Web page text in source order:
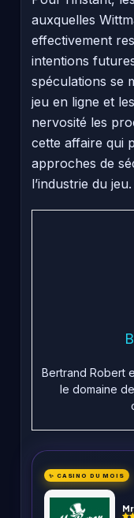
auxquelles
effectivement
intentions
spéculations se
jeu en ligne et
nervosité les
cette affaire qui
approches de
l’industrie du jeu.
Bertrand Robert
le domaine
✨ CASINO DU MOIS